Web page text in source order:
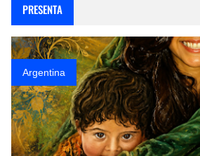
PRESENTA
Argentina